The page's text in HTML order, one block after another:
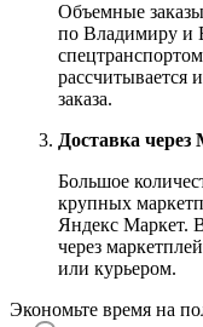
Объемные
по Владимиру и
рассчитывается
заказа.
Доставка
Большое
крупных
Яндекс Маркет.
через
или курьером.
Экономьте время на